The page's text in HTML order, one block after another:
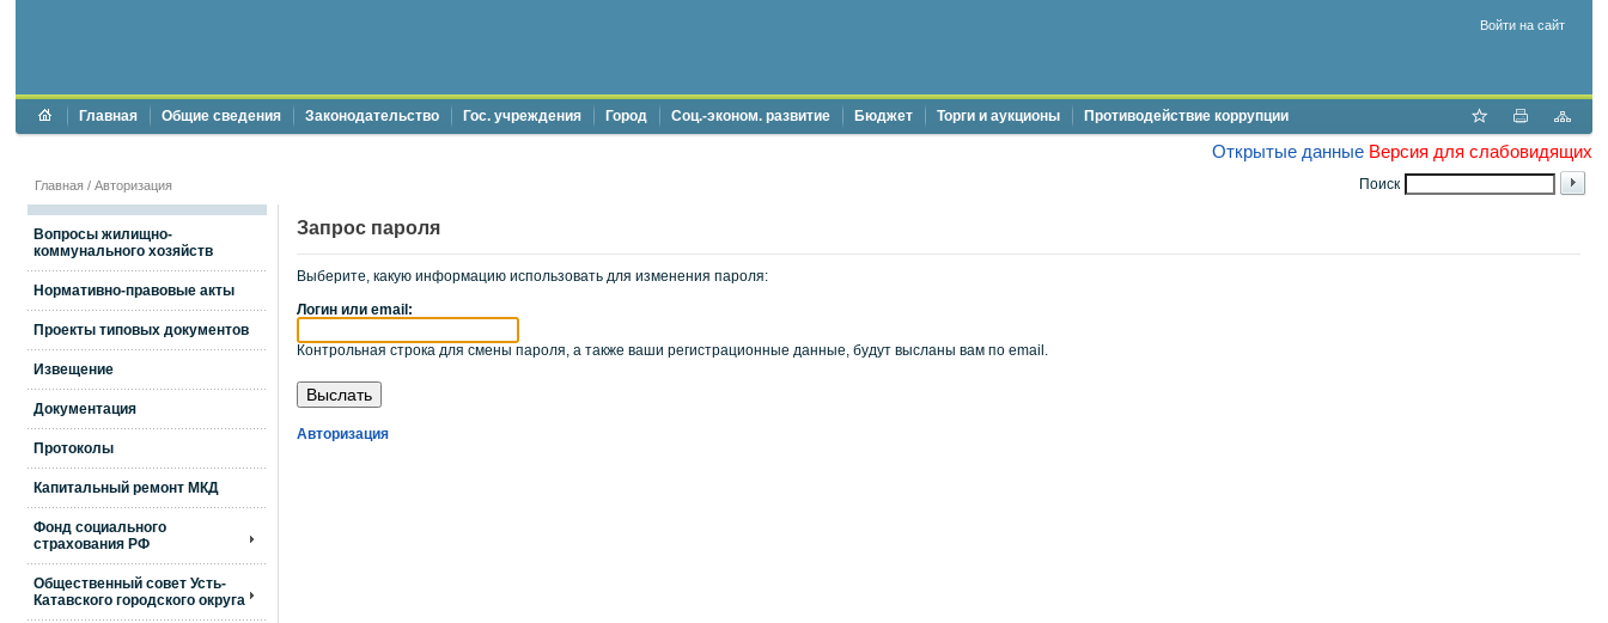
Войти на сайт
Главная Общие сведения Законодательство Гос. учреждения Город Соц.-эконом. развитие Бюджет Торги и аукционы Противодействие коррупции
Открытые данные Версия для слабовидящих
Поиск
Главная / Авторизация
Вопросы жилищно-
коммунального хозяйств
Нормативно-правовые акты
Проекты типовых документов
Извещение
Документация
Протоколы
Капитальный ремонт МКД
Фонд социального
страхования РФ
Общественный совет Усть-
Катавского городского округа
Запрос пароля
Выберите, какую информацию использовать для изменения пароля:
Логин или email:
Контрольная строка для смены пароля, а также ваши регистрационные данные, будут высланы вам по email.
Авторизация